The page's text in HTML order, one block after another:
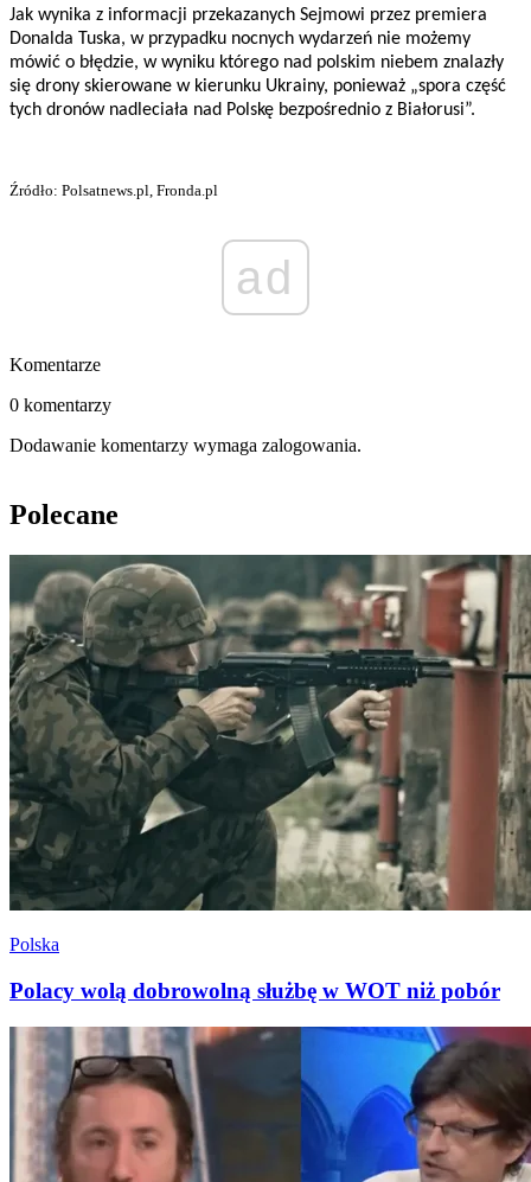
Jak wynika z informacji przekazanych Sejmowi przez premiera
Donalda Tuska, w przypadku nocnych wydarzeń nie możemy
mówić o błędzie, w wyniku którego nad polskim niebem znalazły
się drony skierowane w kierunku Ukrainy, ponieważ „spora część
tych dronów nadleciała nad Polskę bezpośrednio z Białorusi”.
Źródło: Polsatnews.pl, Fronda.pl
ad
Komentarze
0 komentarzy
Dodawanie komentarzy wymaga zalogowania.
Polecane
Polska
Polacy wolą dobrowolną służbę w WOT niż pobór